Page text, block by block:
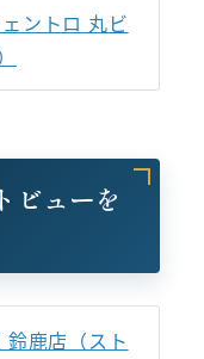
ントロ 丸ビ
ビューを
鹿店（スト